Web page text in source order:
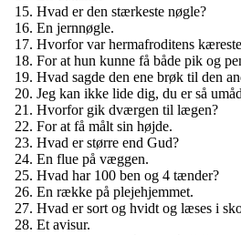
Hvad er den stærkeste nøgle?
En jernnøgle.
Hvorfor var hermafroditens
For at hun kunne få både pik og
Hvad sagde den ene brøk til den
Jeg kan ikke lide dig, du er så
Hvorfor gik dværgen til lægen?
For at få målt sin højde.
Hvad er større end Gud?
En flue på væggen.
Hvad har 100 ben og 4 tænder?
En række på plejehjemmet.
Hvad er sort og hvidt og læses i
Et avisur.